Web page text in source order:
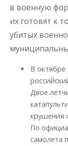
в военную
их готовят к
убитых
В октябре
Двое
крушения
По
самолета